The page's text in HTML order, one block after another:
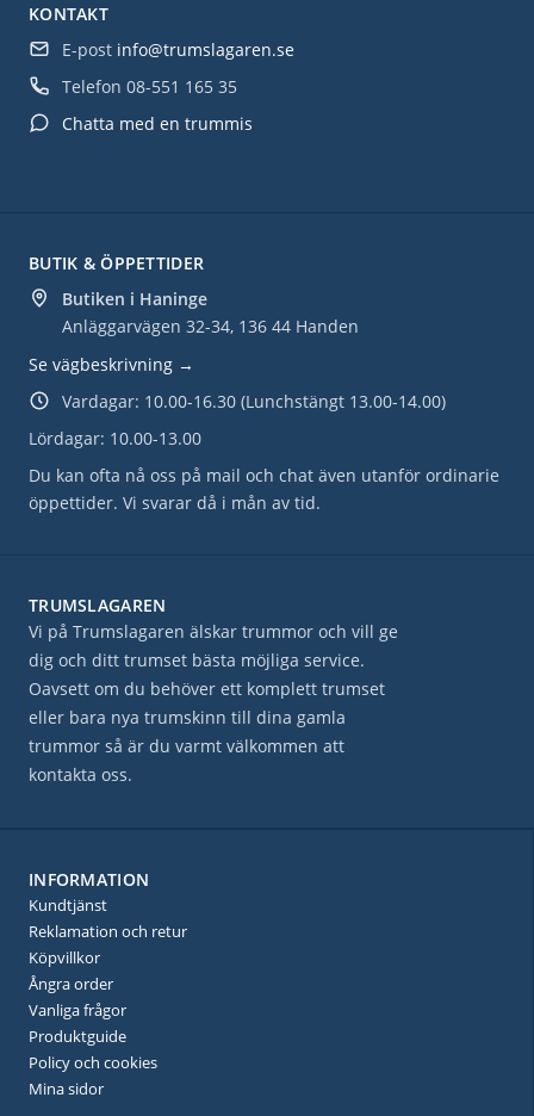
BUTIK & ÖPPETTIDER
Butiken i Haninge
Anläggarvägen 32-34, 136 44 Handen
Se vägbeskrivning →
Vardagar: 10.00-16.30 (Lunchstängt 13.00-14.00)
Lördagar: 10.00-13.00
Du kan ofta nå oss på mail och chat även utanför ordinarie
öppettider. Vi svarar då i mån av tid.
KONTAKT
E-post info@trumslagaren.se
Telefon 08-551 165 35
Chatta med en trummis
TRUMSLAGAREN
Vi på Trumslagaren älskar trummor och vill ge
dig och ditt trumset bästa möjliga service.
Oavsett om du behöver ett komplett trumset
eller bara nya trumskinn till dina gamla
trummor så är du varmt välkommen att
kontakta oss.
INFORMATION
Kundtjänst
Reklamation och retur
Köpvillkor
Ångra order
Vanliga frågor
Produktguide
Policy och cookies
Mina sidor